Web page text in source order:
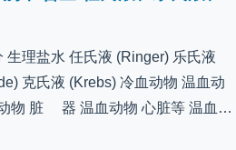
理盐水 任氏液 (Ringer) 乐氏液
克氏液 (Krebs) 冷血动物 温血动
物 脏 器 温血动物 心脏等 温血…